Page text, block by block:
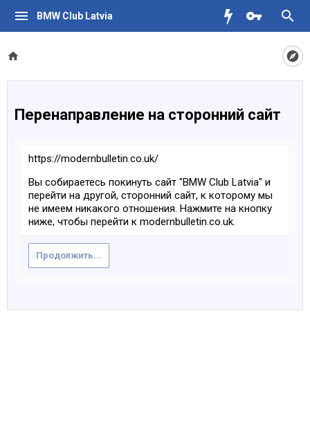
BMW Club Latvia
Перенаправление на сторонний сайт
https://modernbulletin.co.uk/
Вы собираетесь покинуть сайт "BMW Club Latvia" и
перейти на другой, сторонний сайт, к которому мы
не имеем никакого отношения. Нажмите на кнопку
ниже, чтобы перейти к modernbulletin.co.uk.
Продолжить...